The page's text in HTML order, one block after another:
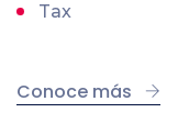
Tax
Conoce más